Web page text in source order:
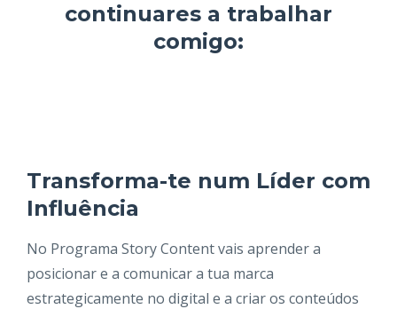
continuares a trabalhar
comigo:
Transforma-te num Líder com
Influência
No Programa Story Content vais aprender a
posicionar e a comunicar a tua marca
estrategicamente no digital e a criar os conteúdos